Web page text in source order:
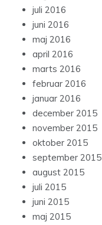
juli 2016
juni 2016
maj 2016
april 2016
marts 2016
februar 2016
januar 2016
december 2015
november 2015
oktober 2015
september 2015
august 2015
juli 2015
juni 2015
maj 2015